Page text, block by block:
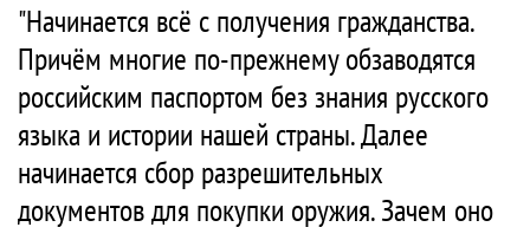
"Начинается всё с получения гражданства.
Причём многие по-прежнему обзаводятся
российским паспортом без знания русского
языка и истории нашей страны. Далее
начинается сбор разрешительных
документов для покупки оружия. Зачем оно